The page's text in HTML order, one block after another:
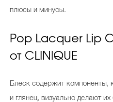
плюсы и минусы.
Pop Lacquer Lip
от CLINIQUE
Блеск содержит компоненты,
и глянец, визуально делают